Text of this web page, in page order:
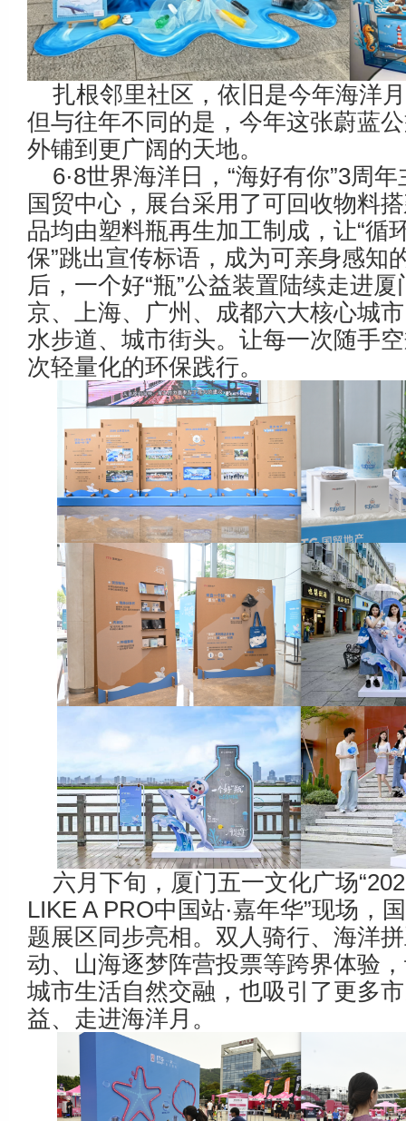
扎根邻里社区，依旧是今年海洋
但与往年不同的是，今年这张蔚蓝
外铺到更广阔的天地。
6·8世界海洋日，“海好有你”3周
国贸中心，展台采用了可回收物料
品均由塑料瓶再生加工制成，让“循
保”跳出宣传标语，成为可亲身感知
后，一个好“瓶”公益装置陆续走进
京、上海、广州、成都六大核心城
水步道、城市街头。让每一次随手
次轻量化的环保践行。
六月下旬，厦门五一文化广场
LIKE A PRO中国站·嘉年华”现场，
题展区同步亮相。双人骑行、海洋
动、山海逐梦阵营投票等跨界体验
城市生活自然交融，也吸引了更多
益、走进海洋月。